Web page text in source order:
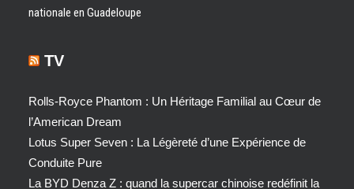
nationale en Guadeloupe
TV
Rolls-Royce Phantom : Un Héritage Familial au Cœur de
l’American Dream
Lotus Super Seven : La Légèreté d’une Expérience de
Conduite Pure
La BYD Denza Z : quand la supercar chinoise redéfinit la